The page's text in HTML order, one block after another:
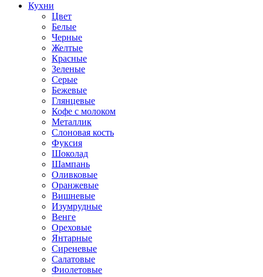
Кухни
Цвет
Белые
Черные
Желтые
Красные
Зеленые
Серые
Бежевые
Глянцевые
Кофе с молоком
Металлик
Слоновая кость
Фуксия
Шоколад
Шампань
Оливковые
Оранжевые
Вишневые
Изумрудные
Венге
Ореховые
Янтарные
Сиреневые
Салатовые
Фиолетовые